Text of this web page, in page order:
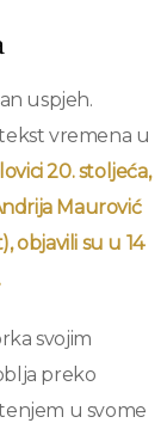
uspjeh.
vremena u
20. stoljeća,
Maurović
objavili su u 14
svojim
preko
u svome